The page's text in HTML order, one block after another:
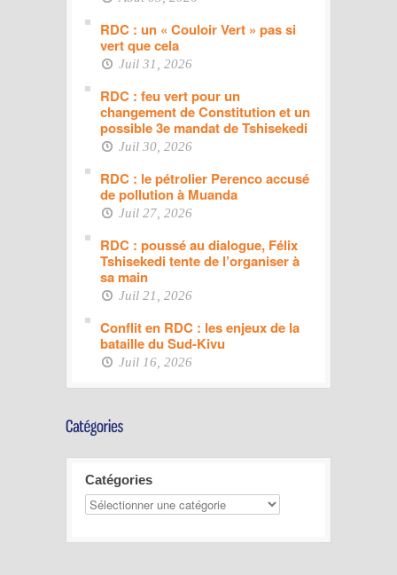
RDC : un « Couloir Vert » pas si
vert que cela
Juil 31, 2026
RDC : feu vert pour un
changement de Constitution et un
possible 3e mandat de Tshisekedi
Juil 30, 2026
RDC : le pétrolier Perenco accusé
de pollution à Muanda
Juil 27, 2026
RDC : poussé au dialogue, Félix
Tshisekedi tente de l’organiser à
sa main
Juil 21, 2026
Conflit en RDC : les enjeux de la
bataille du Sud-Kivu
Juil 16, 2026
Catégories